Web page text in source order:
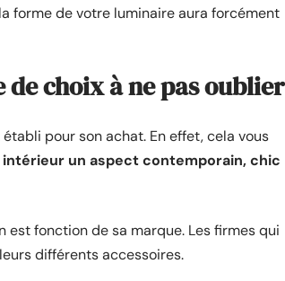
forme de votre luminaire aura forcément
choix à ne pas oublier
pour son achat. En effet, cela vous
un aspect contemporain, chic
est fonction de sa marque. Les firmes qui
différents accessoires.